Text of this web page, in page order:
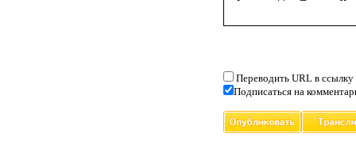
Переводить URL в ссылку
Подписаться на